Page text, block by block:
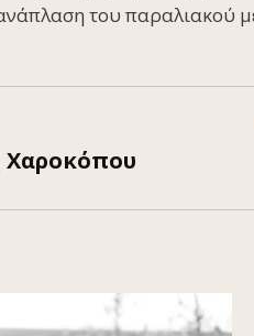
του παραλιακού